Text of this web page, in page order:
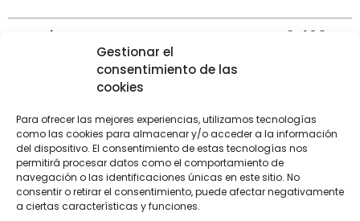
Gestionar el
consentimiento de las
cookies
Para ofrecer las mejores experiencias, utilizamos tecnologías
como las cookies para almacenar y/o acceder a la información
del dispositivo. El consentimiento de estas tecnologías nos
permitirá procesar datos como el comportamiento de
navegación o las identificaciones únicas en este sitio. No
consentir o retirar el consentimiento, puede afectar negativamente
a ciertas características y funciones.
Precio
6.490 €
Potencia
90 cv
Plazas
5
Combustible
Gasolina
Cambio